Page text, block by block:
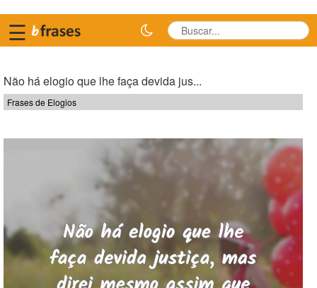
☰
Não há elogio que lhe faça devida jus...
Frases de Elogios